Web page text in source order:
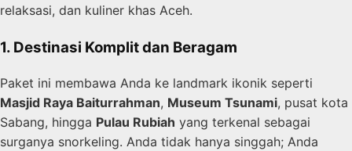
relaksasi, dan kuliner khas Aceh.
1. Destinasi Komplit dan Beragam
Paket ini membawa Anda ke landmark ikonik seperti
Masjid Raya Baiturrahman, Museum Tsunami, pusat kota
Sabang, hingga Pulau Rubiah yang terkenal sebagai
surganya snorkeling. Anda tidak hanya singgah; Anda